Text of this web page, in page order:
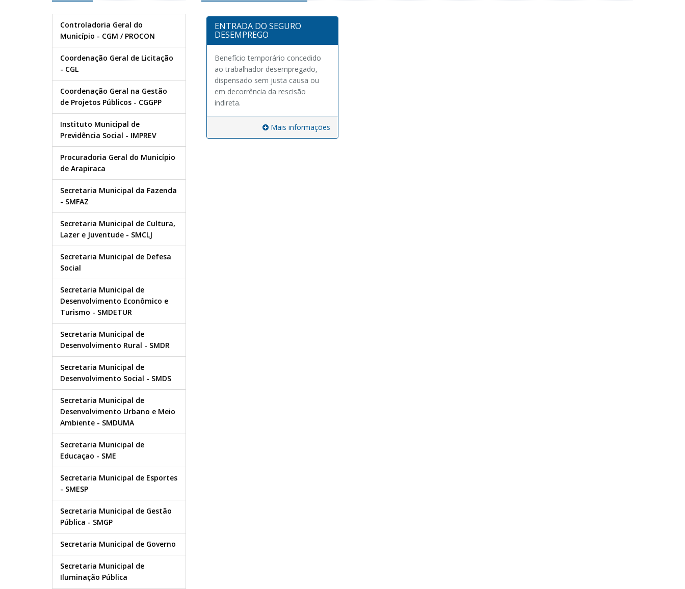
Controladoria Geral do
Município - CGM / PROCON
Coordenação Geral de Licitação
- CGL
Coordenação Geral na Gestão
de Projetos Públicos - CGGPP
Instituto Municipal de
Previdência Social - IMPREV
Procuradoria Geral do Município
de Arapiraca
Secretaria Municipal da Fazenda
- SMFAZ
Secretaria Municipal de Cultura,
Lazer e Juventude - SMCLJ
Secretaria Municipal de Defesa
Social
Secretaria Municipal de
Desenvolvimento Econômico e
Turismo - SMDETUR
Secretaria Municipal de
Desenvolvimento Rural - SMDR
Secretaria Municipal de
Desenvolvimento Social - SMDS
Secretaria Municipal de
Desenvolvimento Urbano e Meio
Ambiente - SMDUMA
Secretaria Municipal de
Educaçao - SME
Secretaria Municipal de Esportes
- SMESP
Secretaria Municipal de Gestão
Pública - SMGP
Secretaria Municipal de Governo
Secretaria Municipal de
Iluminação Pública
ENTRADA DO SEGURO
DESEMPREGO
Benefício temporário concedido
ao trabalhador desempregado,
dispensado sem justa causa ou
em decorrência da rescisão
indireta.
Mais informações